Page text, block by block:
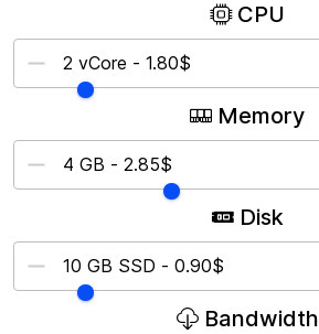
CPU
Memory
Disk
Bandwidth